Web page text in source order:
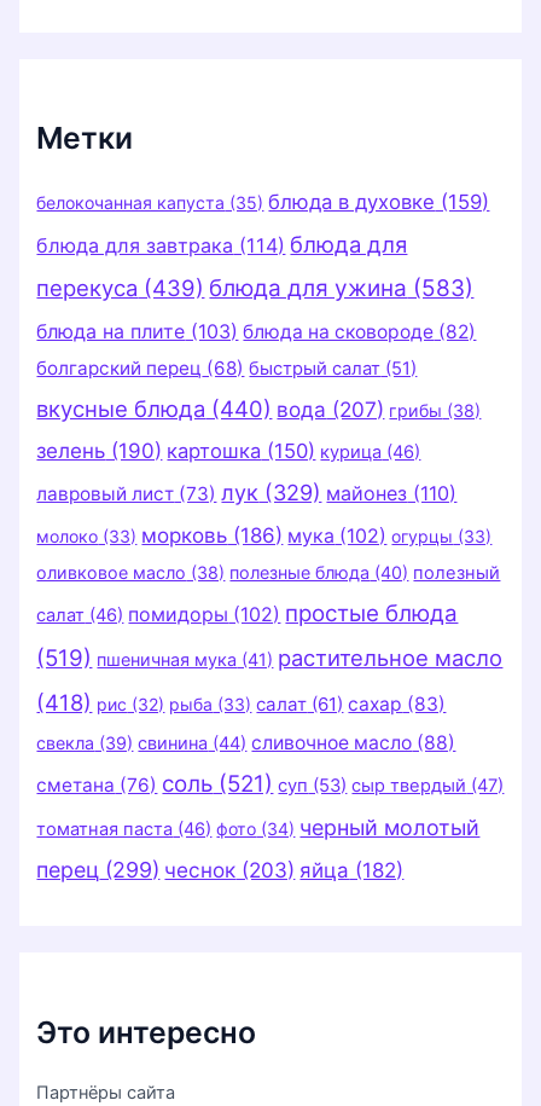
Метки
белокочанная капуста (35) блюда в духовке (159)
блюда для завтрака (114) блюда для
перекуса (439) блюда для ужина (583)
блюда на плите (103) блюда на сковороде (82)
болгарский перец (68) быстрый салат (51)
вкусные блюда (440) вода (207) грибы (38)
зелень (190) картошка (150) курица (46)
лавровый лист (73) лук (329) майонез (110)
молоко (33) морковь (186) мука (102) огурцы (33)
оливковое масло (38) полезные блюда (40) полезный
салат (46) помидоры (102) простые блюда
(519) пшеничная мука (41) растительное масло
(418) рис (32) рыба (33) салат (61) сахар (83)
свекла (39) свинина (44) сливочное масло (88)
сметана (76) соль (521) суп (53) сыр твердый (47)
томатная паста (46) фото (34) черный молотый
перец (299) чеснок (203) яйца (182)
Это интересно
Партнёры сайта